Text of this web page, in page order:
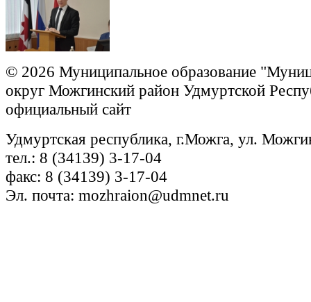
© 2026 Муниципальное образование
округ Можгинский район Удмуртской
официальный сайт
Удмуртская республика, г.Можга, ул.
тел.: 8 (34139) 3-17-04
факс: 8 (34139) 3-17-04
Эл. почта: mozhraion@udmnet.ru